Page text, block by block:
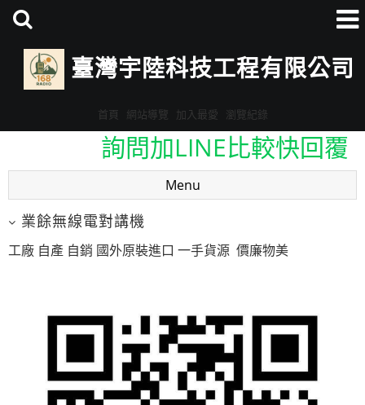
臺灣宇陸科技工程有限公司
首頁 網站導覽 加入最愛 瀏覽紀錄
詢問加LINE比較快回覆
ID:@eav3678v
詢問加LINE比較快回覆
ID:@eav3678v
Menu
業餘無線電對講機
工廠 自產 自銷 國外原裝進口 一手貨源 價廉物美